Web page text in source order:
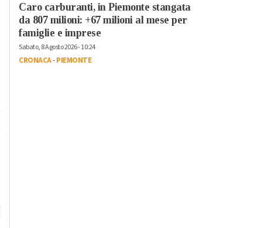
Caro carburanti, in Piemonte stangata
da 807 milioni: +67 milioni al mese per
famiglie e imprese
Sabato, 8 Agosto 2026 - 10:24
CRONACA-PIEMONTE